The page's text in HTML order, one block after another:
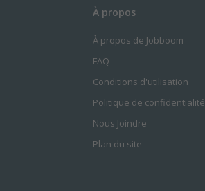
À propos
À propos de Jobboom
FAQ
Conditions d'utilisation
Politique de confidentialité
Nous Joindre
Plan du site